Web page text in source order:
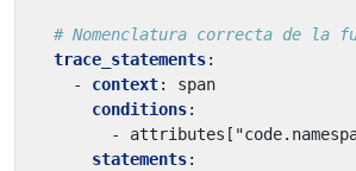
# Nomenclatura correcta de la
trace_statements:
- context:
span
conditions:
-
statements: